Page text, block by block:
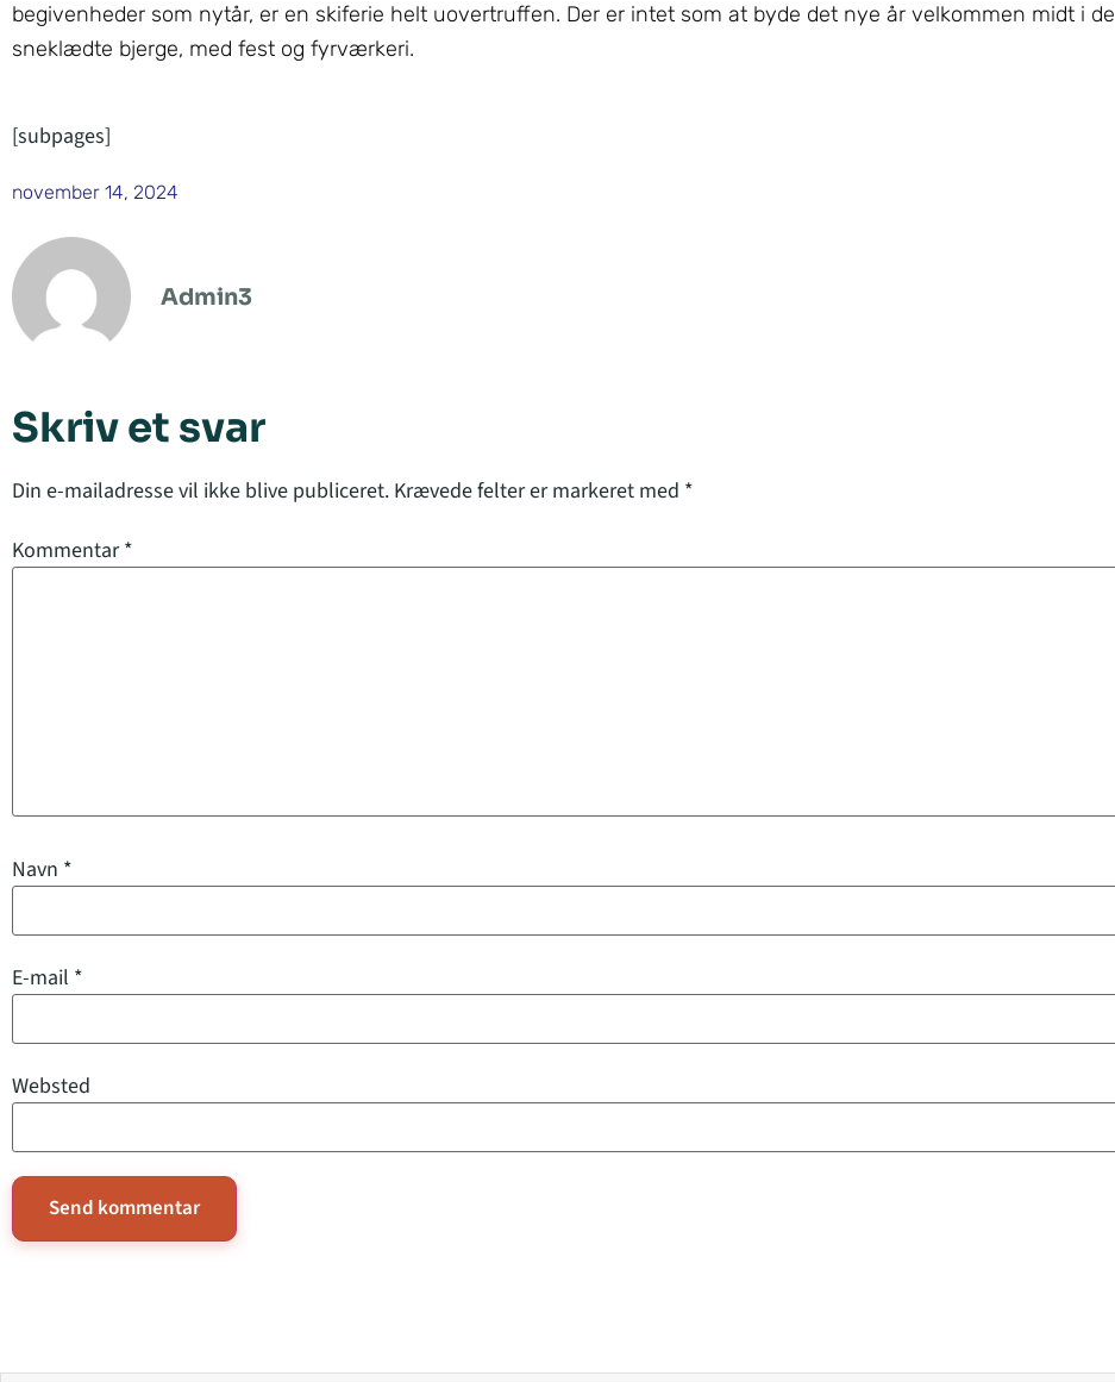
begivenheder som nytår, er en skiferie helt uovertruffen. Der er intet som at byde det nye år velkommen midt i de
sneklædte bjerge, med fest og fyrværkeri.
[subpages]
november 14, 2024
Admin3
Skriv et svar
Din e-mailadresse vil ikke blive publiceret. Krævede felter er markeret med *
Kommentar*
Navn *
E-mail *
Websted